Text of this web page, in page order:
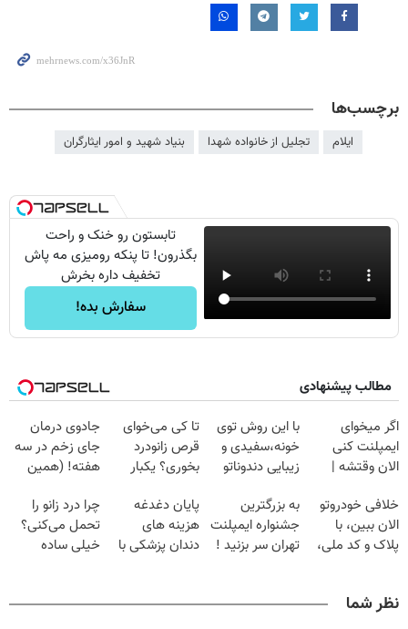
برچسب‌ها
ایلام تجلیل از خانواده شهدا بنیاد شهید و امور ایثارگران
تابستون رو خنک و راحت
بگذرون! تا پنکه رومیزی مه پاش
تخفیف داره بخرش
سفارش بده!
مطالب پیشنهادی
اگر میخوای
ایمپلنت کنی
الان وقتشه |
میلیون تومان!!!
با این روش توی
خونه،سفیدی و
زیبایی دندوناتو
(40%off)
تا کی می‌خوای
قرص زانودرد
بخوری؟ یکبار
کن
جادوی درمان
جای زخم در سه
هفته! (همین
صحبت کنید)
خلافی خودروتو
الان ببین، با
پلاک و کد ملی،
به بزرگترین
جشنواره ایمپلنت
تهران سر بزنید !
پایان دغدغه
هزینه های
دندان پزشکی با
چرا درد زانو را
تحمل می‌کنی؟
خیلی ساده
نظر شما